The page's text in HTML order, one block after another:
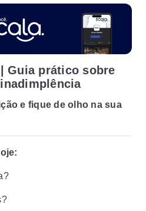
Guia prático sobre
e fique de olho na sua